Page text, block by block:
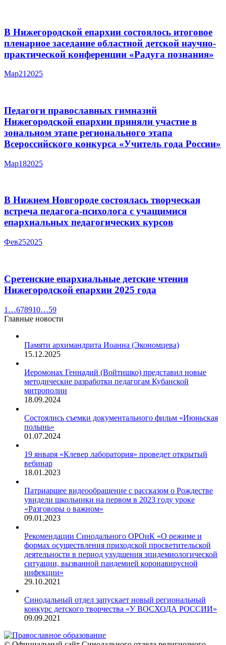
В Нижегородской епархии состоялось итоговое
пленарное заседание областной детской научно-
практической конференции «Радуга познания»
Мар21 2025
Педагоги православных гимназий
Нижегородской епархии приняли участие в
зональном этапе регионального этапа
Всероссийского конкурса «Учитель года России»
Мар182025
В Нижнем Новгороде состоялась творческая
встреча педагога-психолога с учащимися
епархиальных педагогических курсов
Фев252025
Сретенские епархиальные детские чтения
Нижегородской епархии 2025 года
1 …678910…59
Главные новости
Памяти архимандрита Иоанна (Экономцева)
15.12.2025
Иеромонах Геннадий (Войтишко) представил новые
методические разработки педагогам Кубанской
митрополии
18.09.2024
Состоялись съемки документального фильм «Июньская
полынь»
01.07.2024
19 января «Клевер лаборатория» проведет открытый
вебинар
18.01.2023
Патриаршее видеообращение с рассказом о Рождестве
увидели школьники на первом в 2023 году уроке
«Разговоры о важном»
09.01.2023
Рекомендации Синодального ОРОиК «О режиме и
формах осуществления приходской просветительской
деятельности в период ухудшения эпидемиологической
ситуации, вызванной пандемией коронавирусной
инфекции»
29.10.2021
Синодальный отдел запускает новый региональный
конкурс детского творчества «У ВОСХОДА РОССИИ»
09.09.2021